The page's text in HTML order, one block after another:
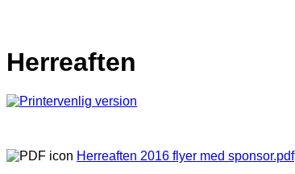
Herreaften
Herreaften 2016 flyer med sponsor.pdf